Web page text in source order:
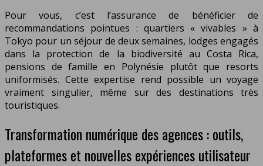
Pour vous, c’est l’assurance de bénéficier de
recommandations pointues : quartiers « vivables » à
Tokyo pour un séjour de deux semaines, lodges engagés
dans la protection de la biodiversité au Costa Rica,
pensions de famille en Polynésie plutôt que resorts
uniformisés. Cette expertise rend possible un voyage
vraiment singulier, même sur des destinations très
touristiques.
Transformation numérique des agences : outils,
plateformes et nouvelles expériences utilisateur